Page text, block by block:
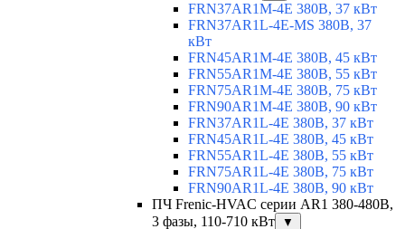
FRN37AR1M-4E 380В, 37 кВт
FRN37AR1L-4E-MS 380В, 37
кВт
FRN45AR1M-4E 380В, 45 кВт
FRN55AR1M-4E 380В, 55 кВт
FRN75AR1M-4E 380В, 75 кВт
FRN90AR1M-4E 380В, 90 кВт
FRN37AR1L-4E 380В, 37 кВт
FRN45AR1L-4E 380В, 45 кВт
FRN55AR1L-4E 380В, 55 кВт
FRN75AR1L-4E 380В, 75 кВт
FRN90AR1L-4E 380В, 90 кВт
ПЧ Frenic-HVAC серии AR1 380-480В,
3 фазы, 110-710 кВт
▼